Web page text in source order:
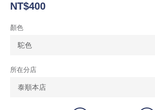
NT$400
顏色
所在分店